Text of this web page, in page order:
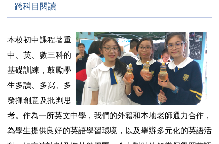
跨科目閱讀
本校初中課程著重
中、英、數三科的
基礎訓練，鼓勵學
生多讀、多寫、多
發揮創意及批判思
考。作為一所英文中學，我們的外籍和本地老師通力合作，
為學生提供良好的英語學習環境，以及舉辦多元化的英語活